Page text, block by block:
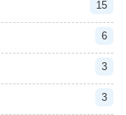
15
6
3
3